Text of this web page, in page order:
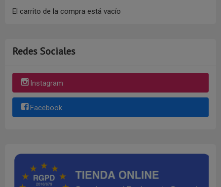
El carrito de la compra está vacío
Redes Sociales
Instagram
Facebook